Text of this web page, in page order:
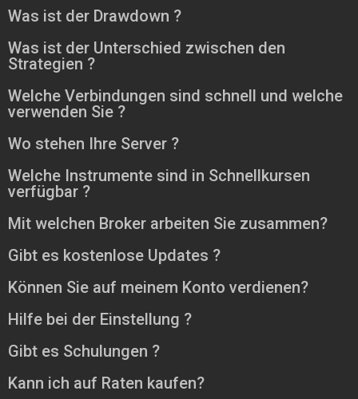
Was ist der Drawdown ?
Was ist der Unterschied zwischen den
Strategien ?
Welche Verbindungen sind schnell und welche
verwenden Sie ?
Wo stehen Ihre Server ?
Welche Instrumente sind in Schnellkursen
verfügbar ?
Mit welchen Broker arbeiten Sie zusammen?
Gibt es kostenlose Updates ?
Können Sie auf meinem Konto verdienen?
Hilfe bei der Einstellung ?
Gibt es Schulungen ?
Kann ich auf Raten kaufen?